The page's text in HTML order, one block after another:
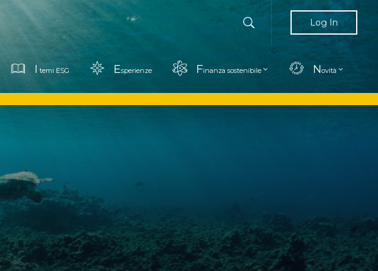
Log In
I temi ESG Esperienze Finanza sostenibile Novità